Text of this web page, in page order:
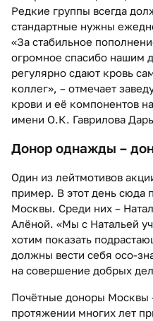
Редкие группы всегда
стандартные нужны
«За стабильное
огромное спасибо нашим
регулярно сдают кровь
коллег», – отмечает
крови и её компонентов
имени О.К. Гаврилова
Донор однажды –
Один из лейтмотивов
пример. В этот день сюда
Москвы. Среди них –
Алёной. «Мы с Натальей
хотим показать
должны вести себя осо-
на совершение добрых
Почётные доноры Москвы
протяжении многих лет